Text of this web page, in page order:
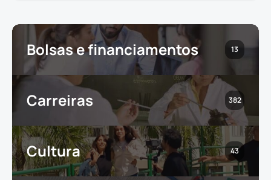
Bolsas e financiamentos 13
Carreiras 382
Cultura 43